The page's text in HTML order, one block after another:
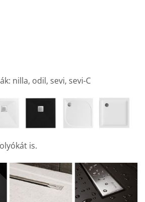
nilla, odil, sevi, sevi-C
is.